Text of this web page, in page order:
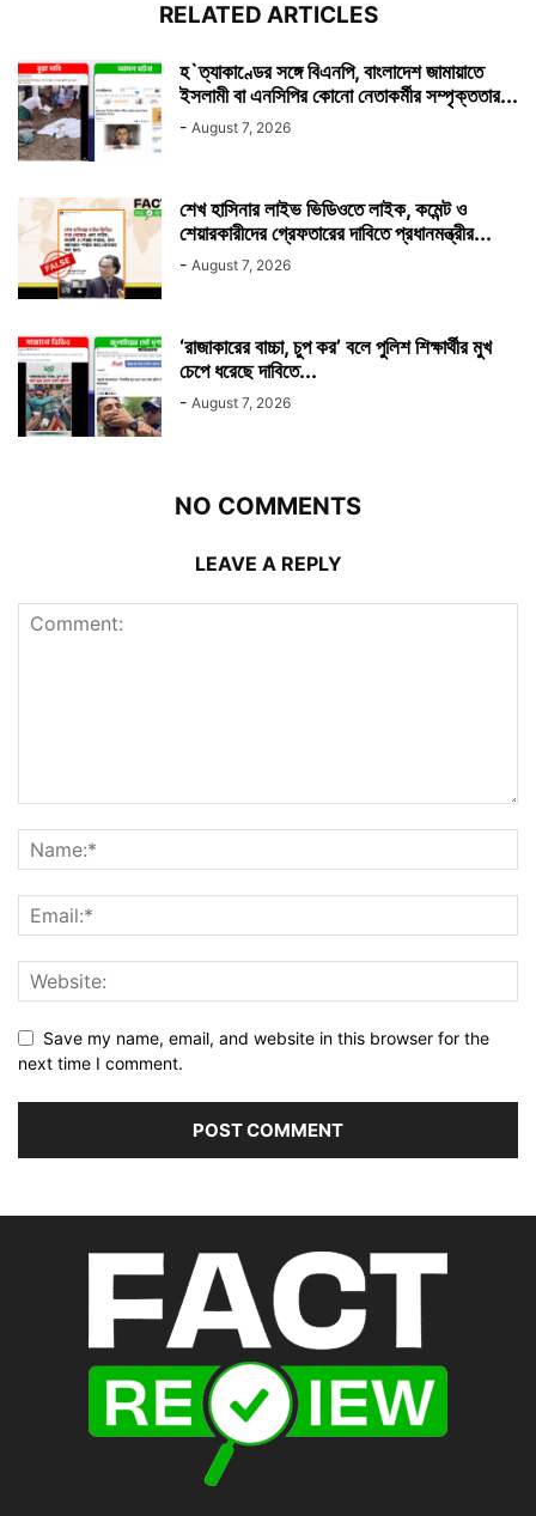
RELATED ARTICLES
হ`ত্যাকাণ্ডের সঙ্গে বিএনপি, বাংলাদেশ জামায়াতে
ইসলামী বা এনসিপির কোনো নেতাকর্মীর সম্পৃক্ততার...
- August 7, 2026
শেখ হাসিনার লাইভ ভিডিওতে লাইক, কমেন্ট ও
শেয়ারকারীদের গ্রেফতারের দাবিতে প্রধানমন্ত্রীর...
- August 7, 2026
‘রাজাকারের বাচ্চা, চুপ কর’ বলে পুলিশ শিক্ষার্থীর মুখ
চেপে ধরেছে দাবিতে...
- August 7, 2026
NO COMMENTS
LEAVE A REPLY
Save my name, email, and website in this browser for the
next time I comment.